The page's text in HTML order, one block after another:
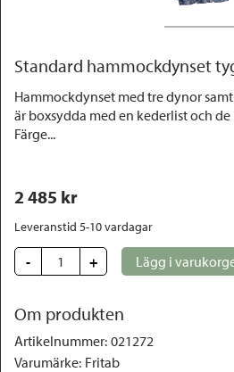
Standard hammockdynset
Hammockdynset med tre dynor
är boxsydda med en kederlist och
Färge...
2 485 kr
Leveranstid 5-10 vardagar
- + Lägg i
Om produkten
Artikelnummer: 021272
Varumärke: Fritab